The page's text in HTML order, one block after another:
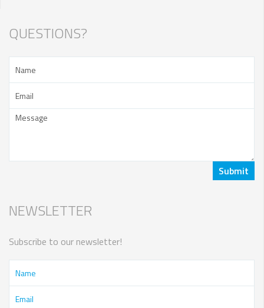
QUESTIONS?
NEWSLETTER
Subscribe to our newsletter!